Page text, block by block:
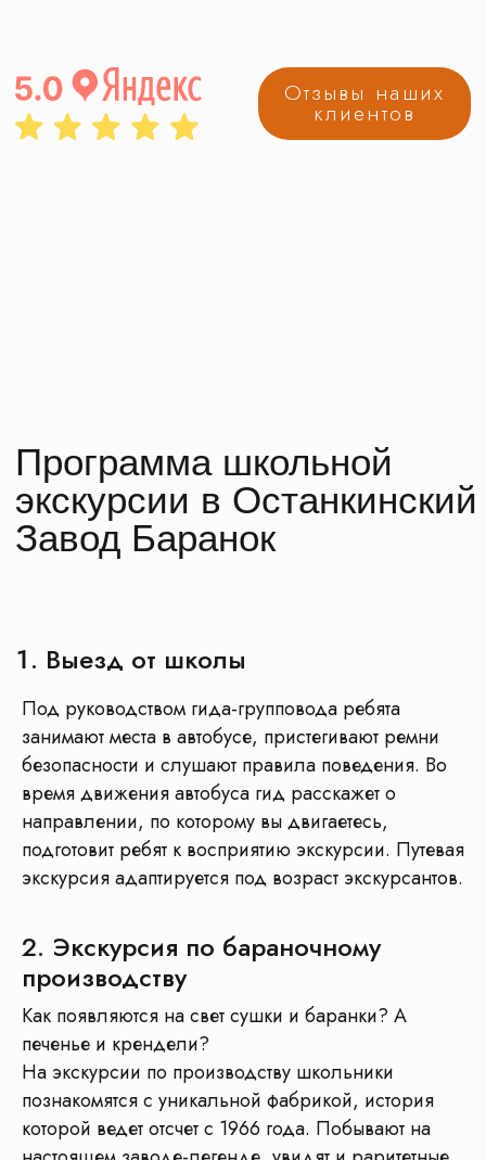
Выезд от школы
Под руководством гида-групповода ребята
занимают места в автобусе, пристегивают ремни
безопасности и слушают правила поведения. Во
время движения автобуса гид расскажет о
направлении, по которому вы двигаетесь,
подготовит ребят к восприятию экскурсии. Путевая
экскурсия адаптируется под возраст экскурсантов.
2. Экскурсия по бараночному
производству
Как появляются на свет сушки и баранки? А
печенье и крендели?
На экскурсии по производству школьники
познакомятся с уникальной фабрикой, история
которой ведет отсчет с 1966 года. Побывают на
Отправить в WhatsApp
Отправьте ссылку
на программу вWhatsApp